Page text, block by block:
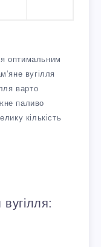
оптимальним
вугілля
варто
паливо
кількість